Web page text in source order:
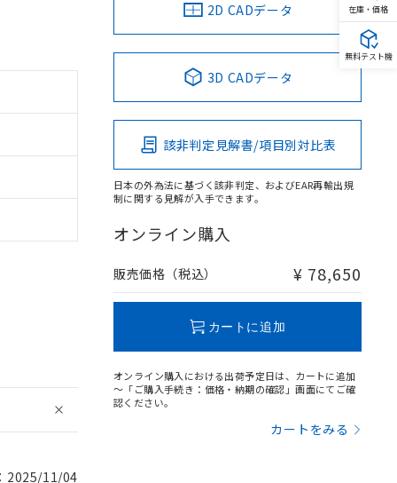
2025/11/04
2D CADデータ
3D CADデータ
該非判定見解書/項目別対比表
日本の外為法に基づく該非判定、およびEAR再輸出規
制に関する見解が入手できます。
オンライン購入
販売価格（税込） ¥ 78,650
カートに追加
オンライン購入における出荷予定日は、カートに追加
～「ご購入手続き：価格・納期の確認」画面にてご確
認ください。
カートをみる
在庫・価格
無料テスト機